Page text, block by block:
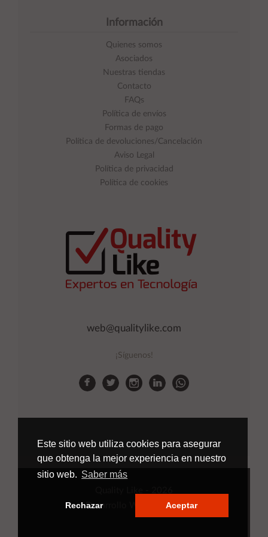
Este sitio web utiliza cookies para asegurar
que obtenga la mejor experiencia en nuestro
sitio web. Saber más
Rechazar Aceptar
web@qualitylike.com
¡Síguenos!
Información
Quienes somos
Asociados
Nuestras tiendas
Contacto
FAQs
Política de envíos
Formas de pago
Política de devoluciones/Cancelación
Aviso Legal
Política de privacidad
Política de cookies
Desarrollo Web
Applinet